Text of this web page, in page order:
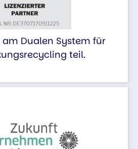
Dualen System für
teil.